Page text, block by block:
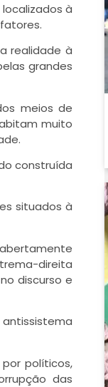
à
realidade à
grandes
meios de
muito
construída
situados à
direita
discurso e
políticos,
das